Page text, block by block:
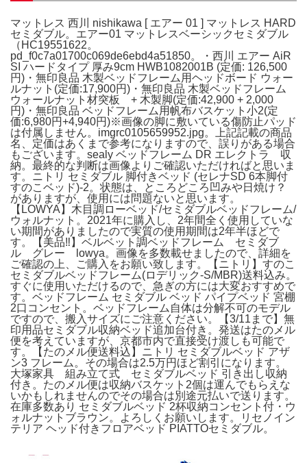
マットレス 西川 nishikawa [ エアー 01 ] マットレス HARD
セミダブル。エアー01 マットレスベーシックセミダブル
（HC19551622。
pd_f0c7a01700c069de6ebd4a51850。・西川 エアー AiR
SI ハードタイプ 厚み9cm HWB1082001B (定価: 126,500
円)・無印良品 木製ベッドフレーム用ヘッドボード ウォー
ルナット(定価:17,900円)・無印良品 木製ベッドフレーム
ウォールナット材突板 + 木製脚(定価:42,900 + 2,000
円)・無印良品 ベッドフレーム用帆布バスケット小2(定
価:6,980円+4,940円)※画像の脚に敷いている傷防止パッド
は付属しません。imgrc0105659952.jpg。上記記載の商品
名、定価はあくまで参考になりますので、誤りがある場合
もございます。sealy ベッドフレーム DR エレクトラ 収
納。最終的な判断は画像よりご確認いただければと思いま
す。ニトリ セミダブル 脚付きベッド (セレナSD 6本脚付
すのこベッド)-2。状態は、ところどころ凹みや日焼け？
がありますが、使用には問題ないと思います。
【LOWYA】木目調ローベッド/セミダブルベッドフレーム/
ウォルナット。2021年に購入し、2年間全く使用していな
い期間がありましたので実質の使用期間は2年半ほどで
す。【美品‼️】ベルベット調ベッドフレーム セミダブ
ル グレー lowya。画像を多数載せましたので、詳細を
ご確認の上、ご購入をお願い致します。【ニトリ】すのこ
セミダブルベッドフレーム(ロデリック-S/MBR)送料込み。
すぐに使用いただけるので、急ぎの方には大変おすすめで
す。ベッドフレーム セミダブル ベッド パイプベッド 宮棚
2口コンセント。ベッドフレーム自体は分解不可のモデル
ですので、搬入サイズにご注意ください。【3/11まで】無
印用品セミダブル収納ベッド追加台付き。発送はたのメル
便を考えていますが、京都市内で直接受け渡しも可能で
す。【たのメル便送料込】ニトリ セミダブルベッド アザ
ン3 フレーム。その場合は2.5万円ほど割引になります。
大塚家具 組み立て式 セミダブルベッド 引き出し収納
付き。たのメル便は収納バスケット2個は運んでもらえな
いかもしれませんのでその場合は別途元払いで送ります。
在庫多数あり セミダブルベッド 2杯収納コンセント付・ウ
ォルナットブラウン。よろしくお願いします。リセノイン
テリア ヘッド付きフロアベッド PIATTOセミダブル。